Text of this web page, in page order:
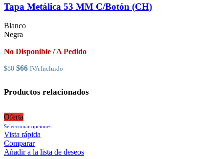
Las
en
página
Tapa Metálica 53 MM C/Botón (CH)
Blanco
Negra
No Disponible / A Pedido
$80 El
era:
$66El
es:
IVA Incluido
Productos relacionados
Oferta
Seleccionar opcionesEste
múltiples
Vista rápida
Comparar
Añadir a la lista de deseos